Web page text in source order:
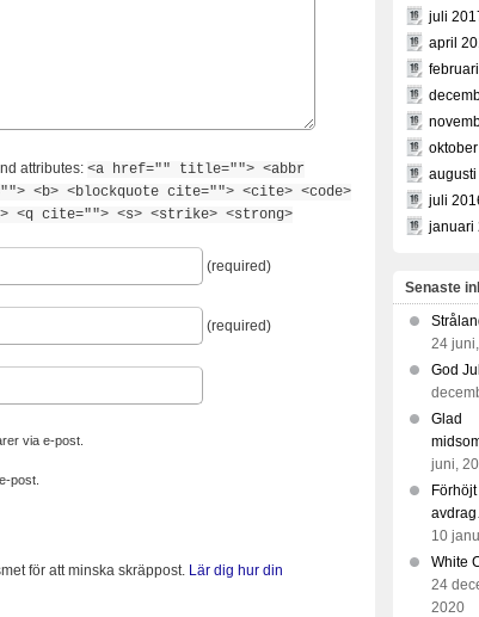
attributes: <a href="" title=""> <abbr
<b> <blockquote cite=""> <cite> <code>
<q cite=""> <s> <strike> <strong>
(required)
(required)
via e-post.
post.
för att minska skräppost. Lär dig hur din
juli
april
augusti
juli
januari
Senaste
24
God Jul
Glad
juni,
10
White
24
2020